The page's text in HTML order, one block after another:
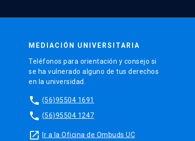
MEDIACIÓN UNIVERSITARIA
Teléfonos para orientación y consejo si
se ha vulnerado alguno de tus derechos
en la universidad.
phone (56)95504 1691
phone (56)95504 1247
launch Ir a la Oficina de Ombuds UC